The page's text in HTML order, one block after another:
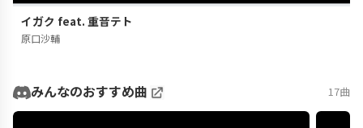
イガク feat. 重音テト
原口沙輔
みんなのおすすめ曲 17曲